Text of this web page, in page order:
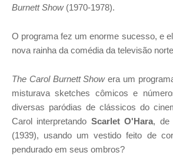
Burnett Show(1970-1978).
O programa fez um enorme sucesso, e
nova rainha da comédia da televisão
The Carol Burnett Showera um
misturava sketches cômicos e
diversas paródias de clássicos do
Carol interpretando Scarlet O'Hara, de
(1939), usando um vestido feito de
pendurado em seus ombros?